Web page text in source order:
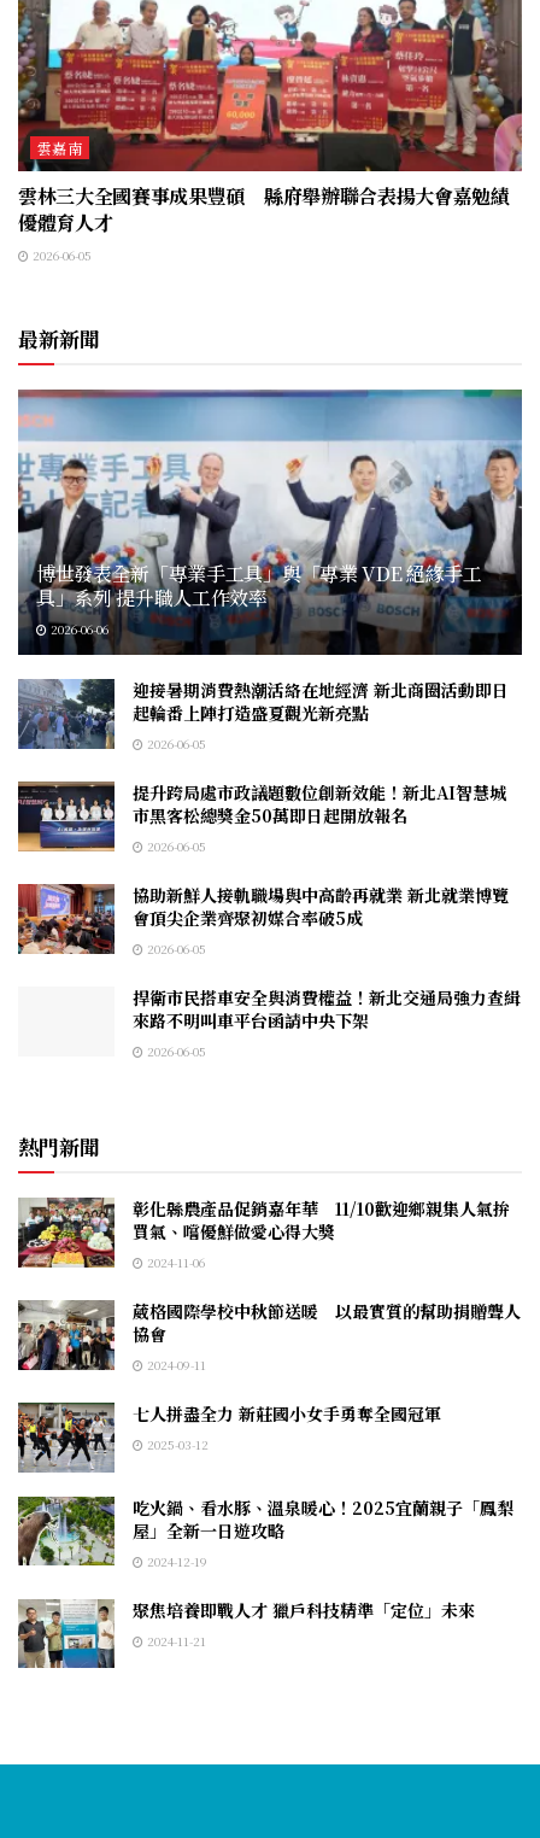
雲嘉南
雲林三大全國賽事成果豐碩 縣府舉辦聯合表揚大會嘉勉績
優體育人才
2026-06-05
最新新聞
博世發表全新「專業手工具」與「專業 VDE 絕緣手工
具」系列 提升職人工作效率
2026-06-06
迎接暑期消費熱潮活絡在地經濟 新北商圈活動即日
起輪番上陣打造盛夏觀光新亮點
2026-06-05
提升跨局處市政議題數位創新效能！新北AI智慧城
市黑客松總獎金50萬即日起開放報名
2026-06-05
協助新鮮人接軌職場與中高齡再就業 新北就業博覽
會頂尖企業齊聚初媒合率破5成
2026-06-05
捍衛市民搭車安全與消費權益！新北交通局強力查緝
來路不明叫車平台函請中央下架
2026-06-05
熱門新聞
彰化縣農產品促銷嘉年華 11/10歡迎鄉親集人氣拚
買氣、嚐優鮮做愛心得大獎
2024-11-06
葳格國際學校中秋節送暖 以最實質的幫助捐贈聾人
協會
2024-09-11
七人拼盡全力 新莊國小女手勇奪全國冠軍
2025-03-12
吃火鍋、看水豚、溫泉暖心！2025宜蘭親子「鳳梨
屋」全新一日遊攻略
2024-12-19
聚焦培養即戰人才 獵戶科技精準「定位」未來
2024-11-21